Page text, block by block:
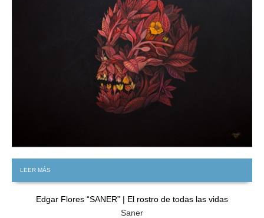
LEER MÁS
Edgar Flores “SANER” | El rostro de todas las vidas
Saner